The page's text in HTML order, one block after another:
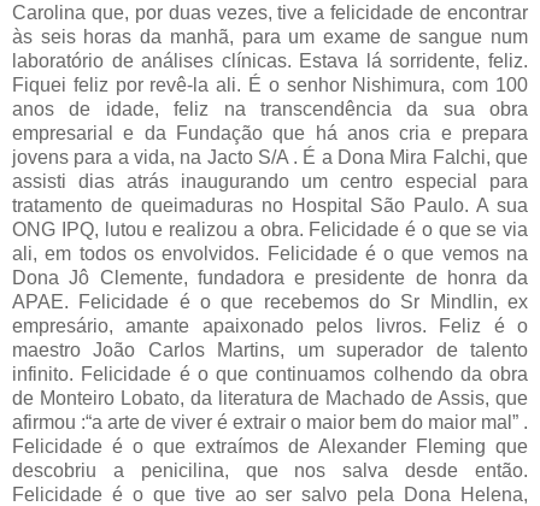
Carolina que, por duas vezes, tive a felicidade de encontrar
às seis horas da manhã, para um exame de sangue num
laboratório de análises clínicas. Estava lá sorridente, feliz.
Fiquei feliz por revê-la ali. É o senhor Nishimura, com 100
anos de idade, feliz na transcendência da sua obra
empresarial e da Fundação que há anos cria e prepara
jovens para a vida, na Jacto S/A . É a Dona Mira Falchi, que
assisti dias atrás inaugurando um centro especial para
tratamento de queimaduras no Hospital São Paulo. A sua
ONG IPQ, lutou e realizou a obra. Felicidade é o que se via
ali, em todos os envolvidos. Felicidade é o que vemos na
Dona Jô Clemente, fundadora e presidente de honra da
APAE. Felicidade é o que recebemos do Sr Mindlin, ex
empresário, amante apaixonado pelos livros. Feliz é o
maestro João Carlos Martins, um superador de talento
infinito. Felicidade é o que continuamos colhendo da obra
de Monteiro Lobato, da literatura de Machado de Assis, que
afirmou :“a arte de viver é extrair o maior bem do maior mal” .
Felicidade é o que extraímos de Alexander Fleming que
descobriu a penicilina, que nos salva desde então.
Felicidade é o que tive ao ser salvo pela Dona Helena,